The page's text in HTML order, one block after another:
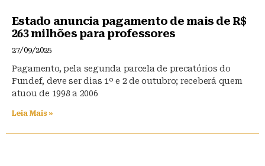
Estado anuncia pagamento de mais de R$
263 milhões para professores
27/09/2025
Pagamento, pela segunda parcela de precatórios do
Fundef, deve ser dias 1º e 2 de outubro; receberá quem
atuou de 1998 a 2006
Leia Mais »